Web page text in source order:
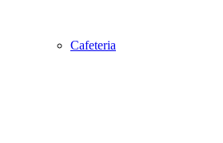
Cafeteria